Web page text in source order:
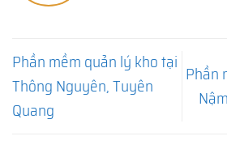
Phần mềm quản lý kho tại
Thông Nguyên, Tuyên
Quang
Phần